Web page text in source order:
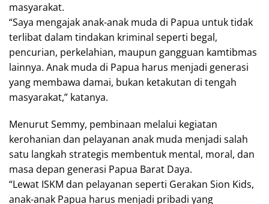
masyarakat.
“Saya mengajak anak-anak muda di Papua untuk tidak
terlibat dalam tindakan kriminal seperti begal,
pencurian, perkelahian, maupun gangguan kamtibmas
lainnya. Anak muda di Papua harus menjadi generasi
yang membawa damai, bukan ketakutan di tengah
masyarakat,” katanya.
Menurut Semmy, pembinaan melalui kegiatan
kerohanian dan pelayanan anak muda menjadi salah
satu langkah strategis membentuk mental, moral, dan
masa depan generasi Papua Barat Daya.
“Lewat ISKM dan pelayanan seperti Gerakan Sion Kids,
anak-anak Papua harus menjadi pribadi yang